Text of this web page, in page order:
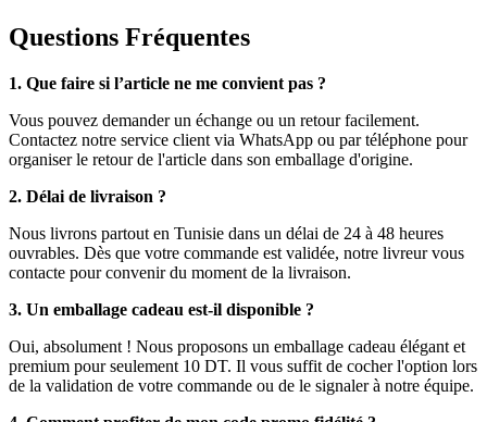
Questions Fréquentes
1. Que faire si l’article ne me convient pas ?
Vous pouvez demander un échange ou un retour facilement.
Contactez notre service client via WhatsApp ou par téléphone pour
organiser le retour de l'article dans son emballage d'origine.
2. Délai de livraison ?
Nous livrons partout en Tunisie dans un délai de 24 à 48 heures
ouvrables. Dès que votre commande est validée, notre livreur vous
contacte pour convenir du moment de la livraison.
3. Un emballage cadeau est-il disponible ?
Oui, absolument ! Nous proposons un emballage cadeau élégant et
premium pour seulement 10 DT. Il vous suffit de cocher l'option lors
de la validation de votre commande ou de le signaler à notre équipe.